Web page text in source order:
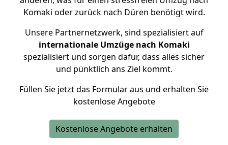
Komaki oder zurück nach Düren benötigt wird.
Unsere Partnernetzwerk, sind spezialisiert auf
internationale Umzüge nach Komaki
spezialisiert und sorgen dafür, dass alles sicher
und pünktlich ans Ziel kommt.
Füllen Sie jetzt das Formular aus und erhalten Sie
kostenlose Angebote
Kostenlose Angebote erhalten